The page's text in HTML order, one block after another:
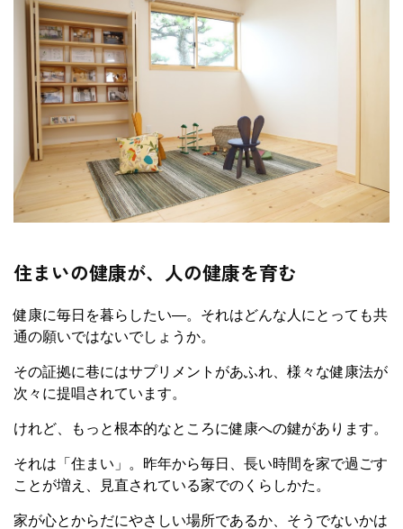
住まいの健康が、人の健康を育む
健康に毎日を暮らしたい―。それはどんな人にとっても共
通の願いではないでしょうか。
その証拠に巷にはサプリメントがあふれ、様々な健康法が
次々に提唱されています。
けれど、もっと根本的なところに健康への鍵があります。
それは「住まい」。昨年から毎日、長い時間を家で過ごす
ことが増え、見直されている家でのくらしかた。
家が心とからだにやさしい場所であるか、そうでないかは